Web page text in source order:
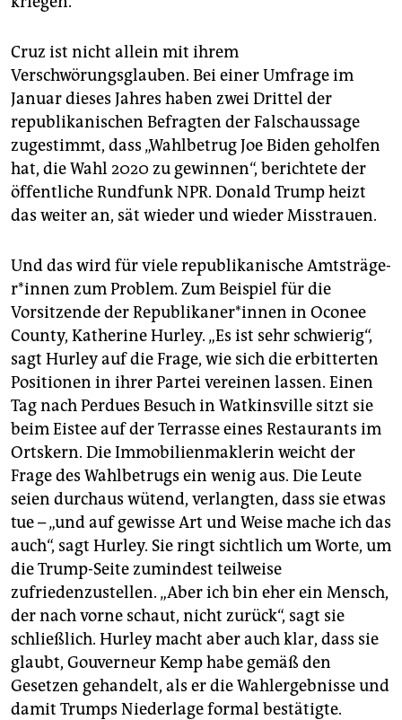
Cruz ist nicht allein mit ihrem
Verschwörungsglauben. Bei einer Umfrage im
Januar dieses Jahres haben zwei Drittel der
republikanischen Befragten der Falschaussage
zugestimmt, dass „Wahlbetrug Joe Biden geholfen
hat, die Wahl 2020 zu gewinnen“, berichtete der
öffentliche Rundfunk NPR. Donald Trump heizt
das weiter an, sät wieder und wieder Misstrauen.
Und das wird für viele republikanische Amts­trä­ge­
r*in­nen zum Problem. Zum Beispiel für die
Vorsitzende der Re­pu­bli­ka­ne­r*in­nen in Oconee
County, Katherine Hurley. „Es ist sehr schwierig“,
sagt Hurley auf die Frage, wie sich die erbitterten
Positionen in ihrer Partei vereinen lassen. Einen
Tag nach Perdues Besuch in Watkinsville sitzt sie
beim Eistee auf der Terrasse eines Res­taurants im
Ortskern. Die Immobilienmaklerin weicht der
Frage des Wahlbetrugs ein wenig aus. Die Leute
seien durchaus wütend, verlangten, dass sie etwas
tue – „und auf gewisse Art und Weise mache ich das
auch“, sagt Hurley. Sie ringt sichtlich um Worte, um
die Trump-Seite zumindest teilweise
zufriedenzustellen. „Aber ich bin eher ein Mensch,
der nach vorne schaut, nicht zurück“, sagt sie
schließlich. Hurley macht aber auch klar, dass sie
glaubt, Gouverneur Kemp habe gemäß den
Gesetzen gehandelt, als er die Wahlergebnisse und
damit Trumps Niederlage formal bestätigte.